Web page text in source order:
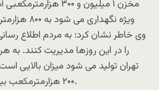
مخزن ۱ میلیون و ۳۰۰
ویژه
وی خاطر نشان کرد: به مردم اطلاع
را در این روزها مدیریت کنند.
تهران تولید می شود میزان بالایی
۲۰۰ هزارمترمکعب بیشتر از ظرفیت شبکه است.